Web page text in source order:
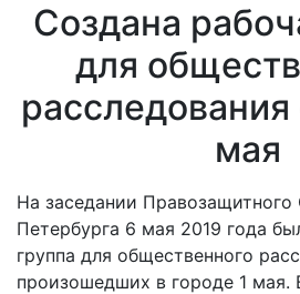
Создана
для
расследования
мая
На заседании
Петербурга 6 мая 2019 года
группа для общественного
произошедших в городе 1 мая.